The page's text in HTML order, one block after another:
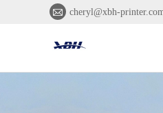
 cheryl@xbh-